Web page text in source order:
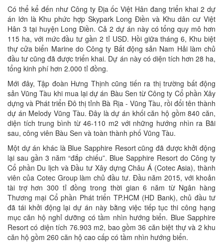
Có thể kể đến như Công ty Địa ốc Việt Hân đang triển khai 2 dự
án lớn là Khu phức hợp Skypark Long Điền và Khu dân cư Việt
Hân 3 tại huyện Long Điền. Cả 2 dự án này có tổng quy mô hơn
115 ha, với mức đầu tư gần 2 tỉ USD. Hồi giữa tháng 6, Khu biệt
thự cửa biển Marine do Công ty Bất động sản Nam Hải làm chủ
đầu tư cũng đã được triển khai. Dự án này có diện tích hơn 28 ha,
tổng kinh phí hơn 2.000 tỉ đồng.
Mới đây, Tập đoàn Hưng Thịnh cũng tiến ra thị trường bất động
sản Vũng Tàu khi mua lại dự án Bàu Sen từ Công ty Cổ phần Xây
dựng và Phát triển Đô thị tỉnh Bà Rịa - Vũng Tàu, rồi đổi tên thành
dự án Melody Vũng Tàu. Ðây là dự án khối căn hộ gồm 840 căn,
diện tích trung bình từ 46-110 m2 với những hướng nhìn ra Bãi
sau, công viên Bàu Sen và toàn thành phố Vũng Tàu.
Một dự án khác là Blue Sapphire Resort cũng đã được khởi động
lại sau gần 3 năm “đắp chiếu”. Blue Sapphire Resort do Công ty
Cổ phần Du lịch và Đầu tư Xây dựng Châu Á (Cotec Asia), thành
viên của Cotec Group làm chủ đầu tư. Ðầu năm 2015, với khoản
tài trợ hơn 300 tỉ đồng trong thời gian 6 năm từ Ngân hàng
Thương mại Cổ phần Phát triển TP.HCM (HD Bank), chủ đầu tư
đã tái khởi động lại dự án này bằng việc tiếp tục thi công hạng
mục căn hộ nghỉ dưỡng có tầm nhìn hướng biển. Blue Sapphire
Resort có diện tích 76.903 m2, bao gồm 36 căn biệt thự và 2 khu
căn hộ gồm 260 căn hộ cao cấp có tầm nhìn hướng biển.